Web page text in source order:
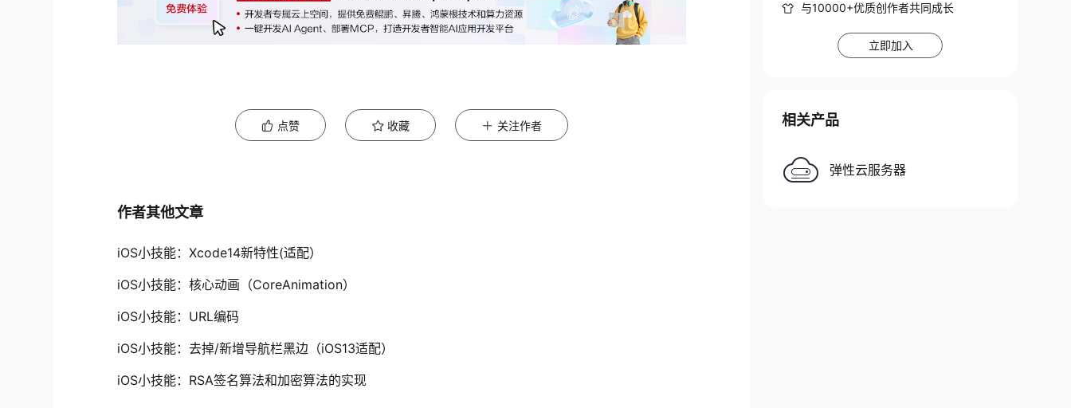
点赞 收藏 关注作者
作者其他文章
iOS小技能：Xcode14新特性(适配）
iOS小技能：核心动画（CoreAnimation）
iOS小技能：URL编码
iOS小技能：去掉/新增导航栏黑边（iOS13适配）
iOS小技能：RSA签名算法和加密算法的实现
与10000+优质创作者共同成长
立即加入
相关产品
弹性云服务器